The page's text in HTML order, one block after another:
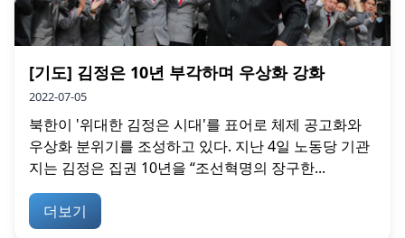
[기도] 김정은 10년 부각하며 우상화 강화
2022-07-05
북한이 '위대한 김정은 시대'를 표어로 체제 공고화와
우상화 분위기를 조성하고 있다. 지난 4일 노동당 기관
지는 김정은 집권 10년을 “조선혁명의 장구한...
더보기